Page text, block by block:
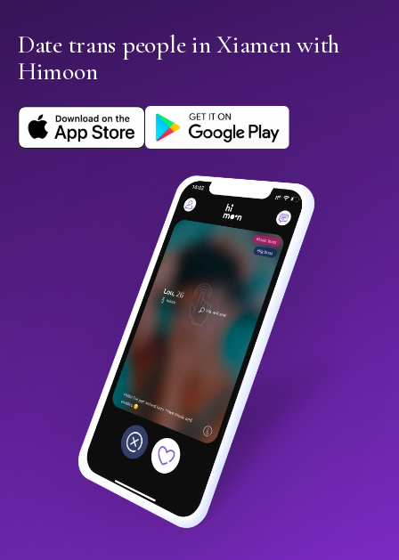
Date trans people in Xiamen with
Himoon